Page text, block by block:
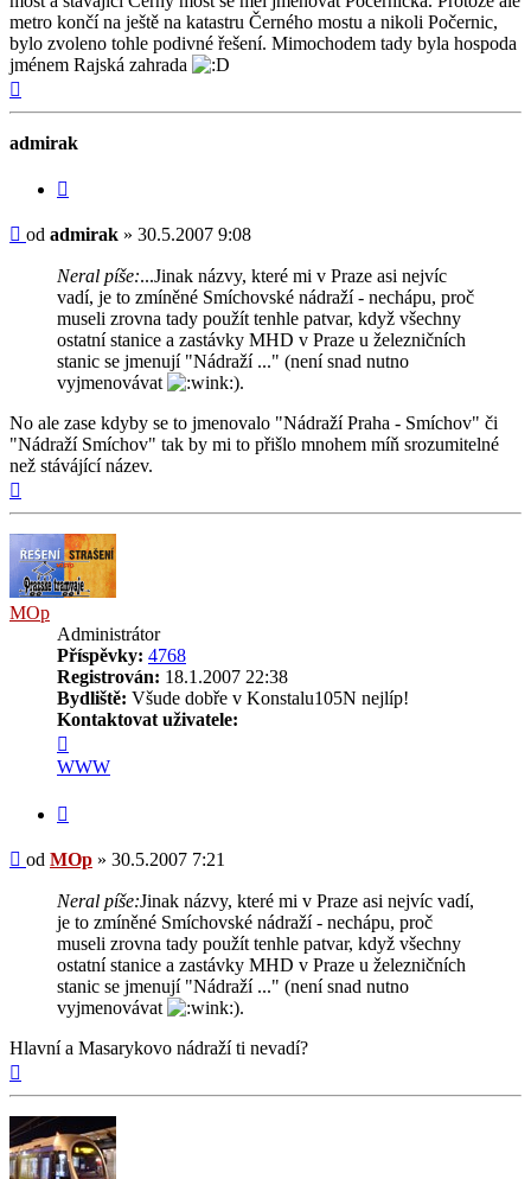
metro končí na ještě na katastru Černého mostu a nikoli Počernic,
bylo zvoleno tohle podivné řešení. Mimochodem tady byla hospoda
jménem Rajská zahrada
admirak
Příspěvek
od admirak » 30.5.2007 9:08
Neral píše:...Jinak názvy, které mi v Praze asi nejvíc
vadí, je to zmíněné Smíchovské nádraží - nechápu, proč
museli zrovna tady použít tenhle patvar, když všechny
ostatní stanice a zastávky MHD v Praze u železničních
stanic se jmenují "Nádraží ..." (není snad nutno
vyjmenovávat
).
No ale zase kdyby se to jmenovalo "Nádraží Praha - Smíchov" či
"Nádraží Smíchov" tak by mi to přišlo mnohem míň srozumitelné
než stávájící název.
MOp
Administrátor
Příspěvky: 4768
Registrován: 18.1.2007 22:38
Bydliště: Všude dobře v Konstalu105N nejlíp!
Kontaktovat uživatele:
uživatele
MOp
WWW
Příspěvek
od MOp » 30.5.2007 7:21
Neral píše:Jinak názvy, které mi v Praze asi nejvíc vadí,
je to zmíněné Smíchovské nádraží - nechápu, proč
museli zrovna tady použít tenhle patvar, když všechny
ostatní stanice a zastávky MHD v Praze u železničních
stanic se jmenují "Nádraží ..." (není snad nutno
vyjmenovávat
).
Hlavní a Masarykovo nádraží ti nevadí?